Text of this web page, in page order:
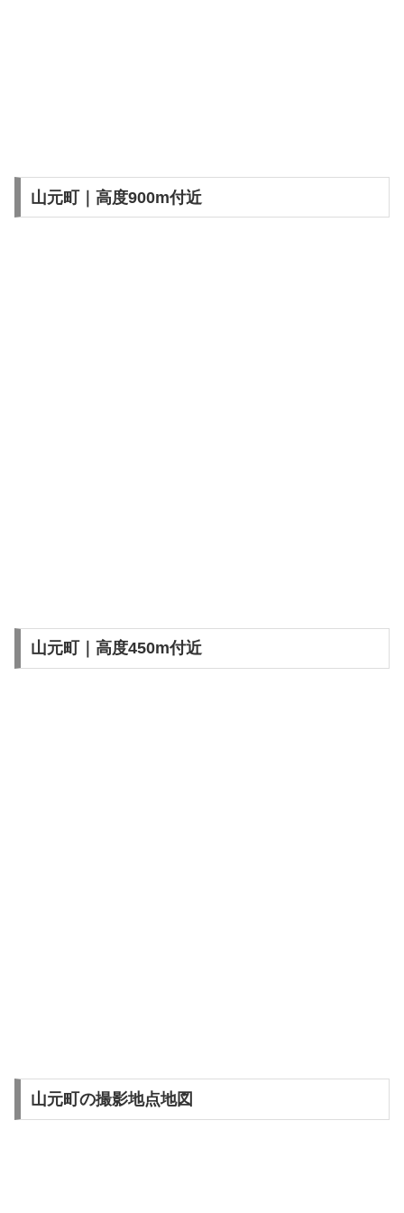
山元町｜高度900m付近
山元町｜高度450m付近
山元町の撮影地点地図